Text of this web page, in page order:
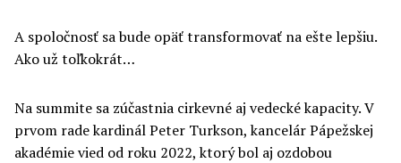
A spoločnosť sa bude opäť transformovať na ešte lepšiu.
Ako už toľkokrát…
Na summite sa zúčastnia cirkevné aj vedecké kapacity. V
prvom rade kardinál Peter Turkson, kancelár Pápežskej
akadémie vied od roku 2022, ktorý bol aj ozdobou